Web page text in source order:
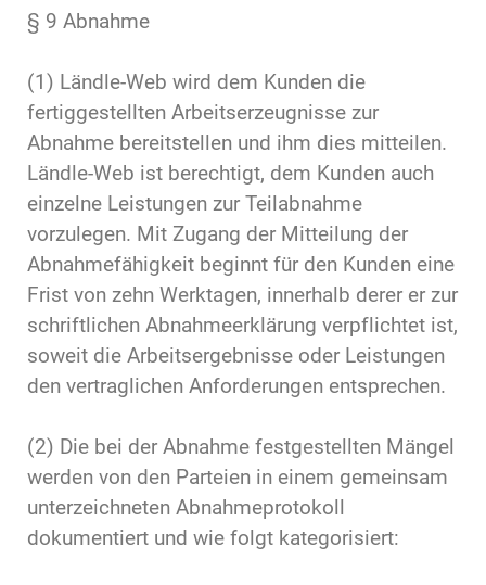
§ 9 Abnahme
(1) Ländle-Web wird dem Kunden die
fertiggestellten Arbeitserzeugnisse zur
Abnahme bereitstellen und ihm dies mitteilen.
Ländle-Web ist berechtigt, dem Kunden auch
einzelne Leistungen zur Teilabnahme
vorzulegen. Mit Zugang der Mitteilung der
Abnahmefähigkeit beginnt für den Kunden eine
Frist von zehn Werktagen, innerhalb derer er zur
schriftlichen Abnahmeerklärung verpflichtet ist,
soweit die Arbeitsergebnisse oder Leistungen
den vertraglichen Anforderungen entsprechen.
(2) Die bei der Abnahme festgestellten Mängel
werden von den Parteien in einem gemeinsam
unterzeichneten Abnahmeprotokoll
dokumentiert und wie folgt kategorisiert: